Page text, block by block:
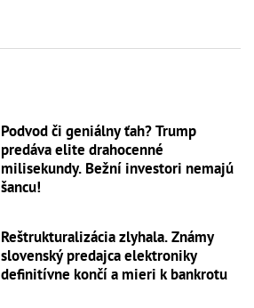
Podvod či geniálny ťah? Trump
predáva elite drahocenné
milisekundy. Bežní investori nemajú
šancu!
Reštrukturalizácia zlyhala. Známy
slovenský predajca elektroniky
definitívne končí a mieri k bankrotu